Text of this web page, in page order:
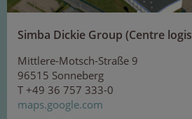
Simba Dickie Group (Centre
Mittlere-Motsch-Straße 9
96515 Sonneberg
T +49 36 757 333-0
maps.google.com